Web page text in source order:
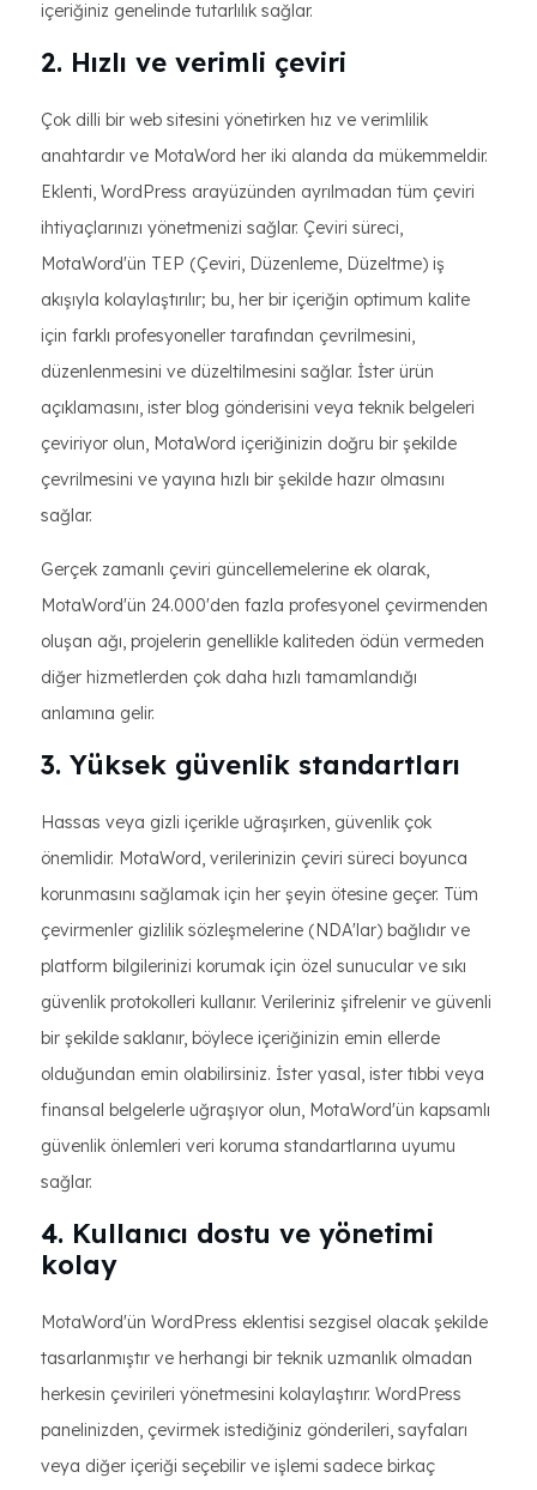
içeriğiniz genelinde tutarlılık sağlar.
2. Hızlı ve verimli çeviri
Çok dilli bir web sitesini yönetirken hız ve verimlilik
anahtardır ve MotaWord her iki alanda da mükemmeldir.
Eklenti, WordPress arayüzünden ayrılmadan tüm çeviri
ihtiyaçlarınızı yönetmenizi sağlar. Çeviri süreci,
MotaWord'ün TEP (Çeviri, Düzenleme, Düzeltme) iş
akışıyla kolaylaştırılır; bu, her bir içeriğin optimum kalite
için farklı profesyoneller tarafından çevrilmesini,
düzenlenmesini ve düzeltilmesini sağlar. İster ürün
açıklamasını, ister blog gönderisini veya teknik belgeleri
çeviriyor olun, MotaWord içeriğinizin doğru bir şekilde
çevrilmesini ve yayına hızlı bir şekilde hazır olmasını
sağlar.
Gerçek zamanlı çeviri güncellemelerine ek olarak,
MotaWord'ün 24.000'den fazla profesyonel çevirmenden
oluşan ağı, projelerin genellikle kaliteden ödün vermeden
diğer hizmetlerden çok daha hızlı tamamlandığı
anlamına gelir.
3. Yüksek güvenlik standartları
Hassas veya gizli içerikle uğraşırken, güvenlik çok
önemlidir. MotaWord, verilerinizin çeviri süreci boyunca
korunmasını sağlamak için her şeyin ötesine geçer. Tüm
çevirmenler gizlilik sözleşmelerine (NDA'lar) bağlıdır ve
platform bilgilerinizi korumak için özel sunucular ve sıkı
güvenlik protokolleri kullanır. Verileriniz şifrelenir ve güvenli
bir şekilde saklanır, böylece içeriğinizin emin ellerde
olduğundan emin olabilirsiniz. İster yasal, ister tıbbi veya
finansal belgelerle uğraşıyor olun, MotaWord'ün kapsamlı
güvenlik önlemleri veri koruma standartlarına uyumu
sağlar.
4. Kullanıcı dostu ve yönetimi
kolay
MotaWord'ün WordPress eklentisi sezgisel olacak şekilde
tasarlanmıştır ve herhangi bir teknik uzmanlık olmadan
herkesin çevirileri yönetmesini kolaylaştırır. WordPress
panelinizden, çevirmek istediğiniz gönderileri, sayfaları
veya diğer içeriği seçebilir ve işlemi sadece birkaç